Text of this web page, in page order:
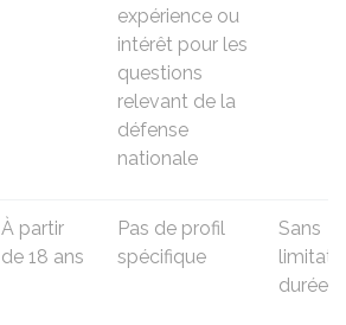
expérience ou
intérêt pour les
questions
relevant de la
défense
nationale
À partir
de 18 ans
Pas de profil
spécifique
Sans
durée